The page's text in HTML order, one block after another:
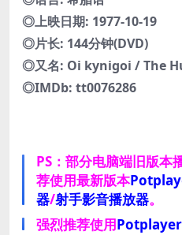
◎上映日期: 1977-10-19
◎片长: 144分钟(DVD)
◎又名: Oi kynigoi / The
◎IMDb: tt0076286
PS：部分电脑端旧版本
荐使用最新版本
器/射手影音播放器。
强烈推荐使用